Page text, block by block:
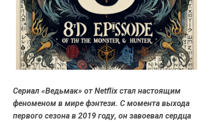
Сериал «Ведьмак» от Netflix стал настоящим
феноменом в мире фэнтези. С момента выхода
первого сезона в 2019 году, он завоевал сердца